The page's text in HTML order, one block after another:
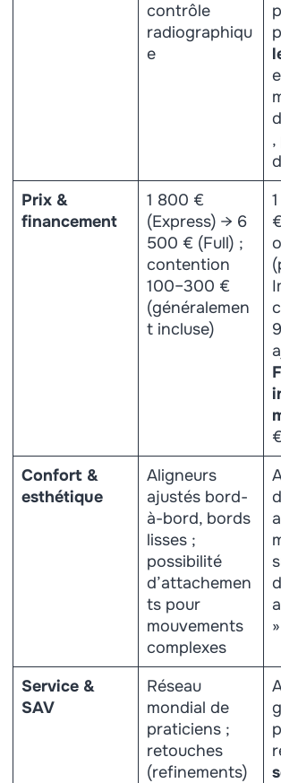
contrôle
radiographiqu
e
,
Prix &
financement
1 800 €
(Express) → 6
500 € (Full) ;
contention
100–300 €
(généralemen
t incluse)
Confort &
esthétique
Aligneurs
ajustés bord-
à-bord, bords
lisses ;
possibilité
d’attachemen
ts pour
mouvements
complexes
Service &
SAV
Réseau
mondial de
praticiens ;
retouches
(refinements)